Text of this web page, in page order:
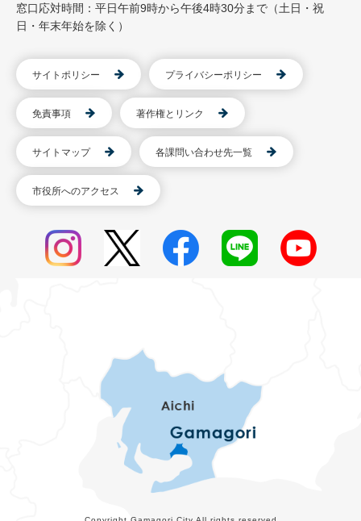
窓口応対時間：平日午前9時から午後4時30分まで（土日・祝
日・年末年始を除く）
サイトポリシー プライバシーポリシー
免責事項 著作権とリンク
サイトマップ 各課問い合わせ先一覧
市役所へのアクセス